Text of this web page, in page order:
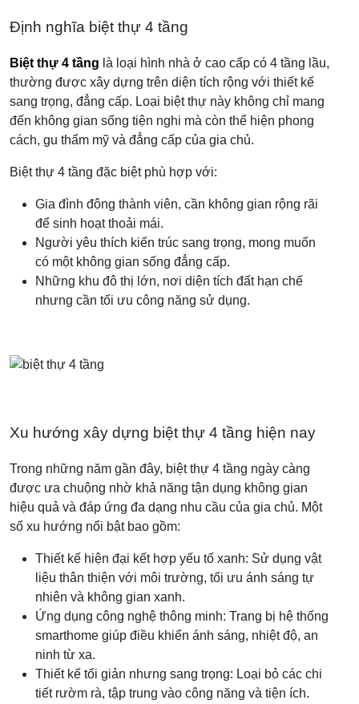
Định nghĩa biệt thự 4 tầng
Biệt thự 4 tầng là loại hình nhà ở cao cấp có 4 tầng lầu,
thường được xây dựng trên diện tích rộng với thiết kế
sang trọng, đẳng cấp. Loại biệt thự này không chỉ mang
đến không gian sống tiện nghi mà còn thể hiện phong
cách, gu thẩm mỹ và đẳng cấp của gia chủ.
Biệt thự 4 tầng đặc biệt phù hợp với:
Gia đình đông thành viên, cần không gian rộng rãi
để sinh hoạt thoải mái.
Người yêu thích kiến trúc sang trọng, mong muốn
có một không gian sống đẳng cấp.
Những khu đô thị lớn, nơi diện tích đất hạn chế
nhưng cần tối ưu công năng sử dụng.
Xu hướng xây dựng biệt thự 4 tầng hiện nay
Trong những năm gần đây, biệt thự 4 tầng ngày càng
được ưa chuộng nhờ khả năng tận dụng không gian
hiệu quả và đáp ứng đa dạng nhu cầu của gia chủ. Một
số xu hướng nổi bật bao gồm:
Thiết kế hiện đại kết hợp yếu tố xanh: Sử dụng vật
liệu thân thiện với môi trường, tối ưu ánh sáng tự
nhiên và không gian xanh.
Ứng dụng công nghệ thông minh: Trang bị hệ thống
smarthome giúp điều khiển ánh sáng, nhiệt độ, an
ninh từ xa.
Thiết kế tối giản nhưng sang trọng: Loại bỏ các chi
tiết rườm rà, tập trung vào công năng và tiện ích.